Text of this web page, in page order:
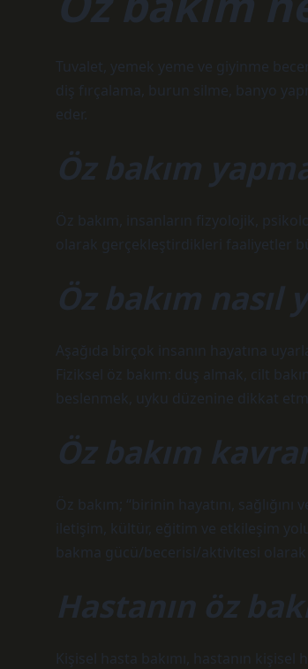
Tuvalet, yemek yeme ve giyinme
diş fırçalama, burun silme, banyo
eder.
Öz bakım
Öz bakım, insanların fizyolojik,
olarak gerçekleştirdikleri faaliyetler
Öz bakım nasıl
Aşağıda birçok insanın hayatına
Fiziksel öz bakım: duş almak, cilt
beslenmek, uyku düzenine dikkat
Öz bakım
Öz bakım; “birinin hayatını,
iletişim, kültür, eğitim ve etkileşim
bakma gücü/becerisi/aktivitesi olarak
Hastanın öz
Kişisel hasta bakımı, hastanın